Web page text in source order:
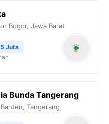
Bogor, Jawa Barat
Juta
Bunda Tangerang
Banten, Tangerang